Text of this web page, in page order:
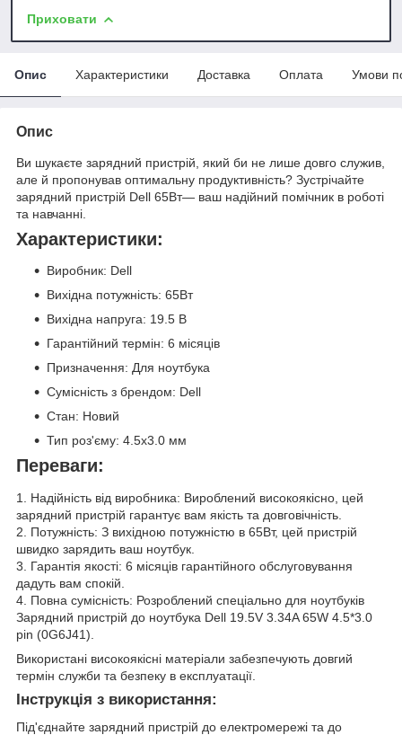
Приховати
Опис Характеристики Доставка Оплата Умови
Опис
Ви шукаєте зарядний пристрій, який би не лише довго служив,
але й пропонував оптимальну продуктивність? Зустрічайте
зарядний пристрій Dell 65Вт— ваш надійний помічник в роботі
та навчанні.
Характеристики:
Виробник: Dell
Вихідна потужність: 65Вт
Вихідна напруга: 19.5 В
Гарантійний термін: 6 місяців
Призначення: Для ноутбука
Сумісність з брендом: Dell
Стан: Новий
Тип роз'єму: 4.5x3.0 мм
Переваги:
1. Надійність від виробника: Вироблений високоякісно, цей
зарядний пристрій гарантує вам якість та довговічність.
2. Потужність: З вихідною потужністю в 65Вт, цей пристрій
швидко зарядить ваш ноутбук.
3. Гарантія якості: 6 місяців гарантійного обслуговування
дадуть вам спокій.
4. Повна сумісність: Розроблений спеціально для ноутбуків
Зарядний пристрій до ноутбука Dell 19.5V 3.34A 65W 4.5*3.0
pin (0G6J41).
Використані високоякісні матеріали забезпечують довгий
термін служби та безпеку в експлуатації.
Інструкція з використання:
Під'єднайте зарядний пристрій до електромережі та до